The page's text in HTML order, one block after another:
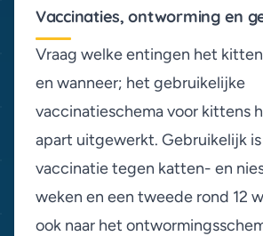
Vaccinaties, ontworming en
Vraag welke entingen het
en wanneer; het gebruikelijke
vaccinatieschema voor kittens
apart uitgewerkt. Gebruikelijk
vaccinatie tegen katten- en
weken en een tweede rond 12
ook naar het